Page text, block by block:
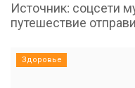
Источник: соцсети
путешествие
Здоровье